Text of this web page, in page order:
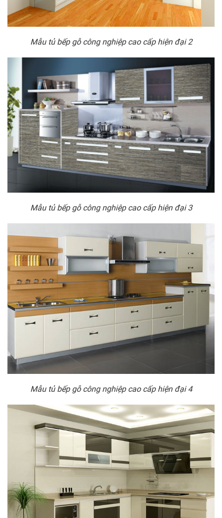
Mẫu tủ bếp gỗ công nghiệp cao cấp hiện đại 2
Mẫu tủ bếp gỗ công nghiệp cao cấp hiện đại 3
Mẫu tủ bếp gỗ công nghiệp cao cấp hiện đại 4